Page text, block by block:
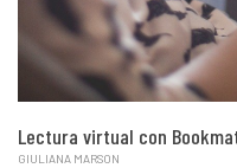
Lectura virtual con
GIULIANA MARSON